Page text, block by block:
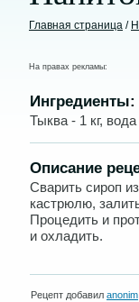
Главная страница /
На правах рекламы:
Ингредиенты:
Тыква - 1 кг,
Описание
Сварить сироп
кастрюлю,
Процедить и
и охладить.
Рецепт добавил anonim